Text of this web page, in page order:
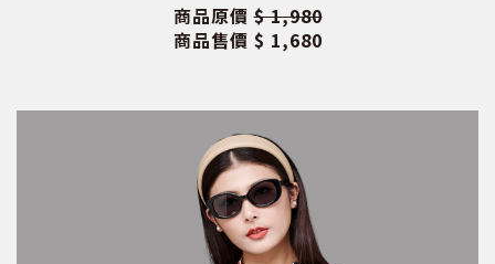
商品原價 $ 1,980
商品售價 $ 1,680